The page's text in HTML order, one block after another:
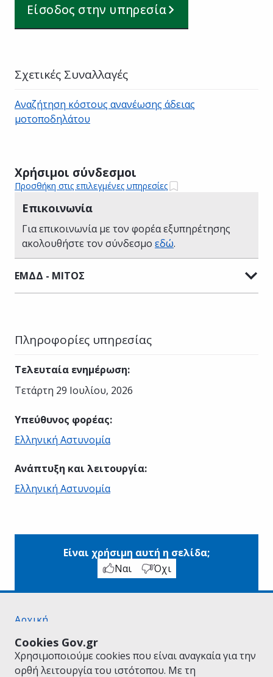
Cookies Gov.gr
Χρησιμοποιούμε cookies που είναι αναγκαία για την
ορθή λειτουργία του ιστότοπου. Με τη
Είσοδος στην υπηρεσία
Χρήσιμοι σύνδεσμοι
Προσθήκη στις επιλεγμένες υπηρεσίες
Επικοινωνία
Για επικοινωνία με τον φορέα εξυπηρέτησης
ακολουθήστε τον σύνδεσμο εδώ.
ΕΜΔΔ - ΜΙΤΟΣ
Σχετικές Συναλλαγές
Αναζήτηση κόστους ανανέωσης άδειας
μοτοποδηλάτου
Πληροφορίες υπηρεσίας
Τελευταία ενημέρωση:
Τετάρτη 29 Ιουλίου, 2026
Υπεύθυνος φορέας:
Ελληνική Αστυνομία
Ανάπτυξη και λειτουργία:
Ελληνική Αστυνομία
Είναι χρήσιμη αυτή η σελίδα;
Ναι
Όχι
Αρχική
Όροι Χρήσης
Πολιτική Απορρήτου